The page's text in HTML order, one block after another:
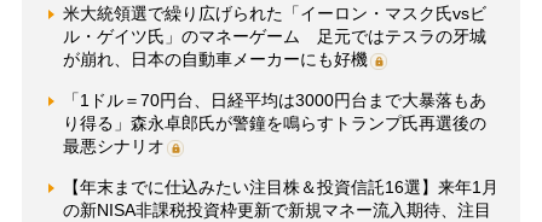
米大統領選で繰り広げられた「イーロン・マスク氏vsビ
ル・ゲイツ氏」のマネーゲーム 足元ではテスラの牙城
が崩れ、日本の自動車メーカーにも好機
「1ドル＝70円台、日経平均は3000円台まで大暴落もあ
り得る」森永卓郎氏が警鐘を鳴らすトランプ氏再選後の
最悪シナリオ
【年末までに仕込みたい注目株＆投資信託16選】来年1月
の新NISA非課税投資枠更新で新規マネー流入期待、注目